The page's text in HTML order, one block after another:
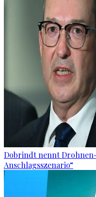
Dobrindt nennt
Anschlagsszenario“